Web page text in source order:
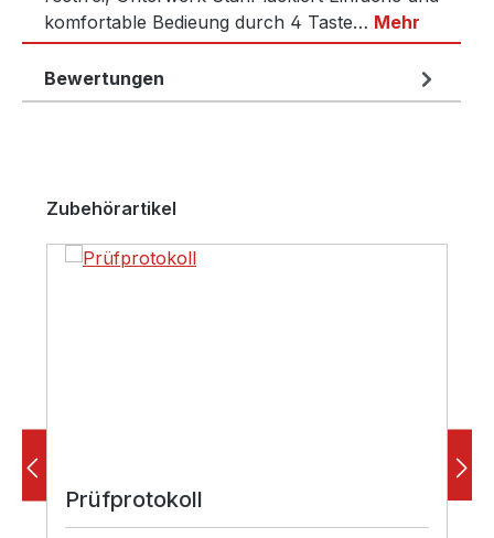
komfortable Bedieung durch 4 Taste… Mehr
Bewertungen
Produktgalerie überspringen
Zubehörartikel
Prüfprotokoll